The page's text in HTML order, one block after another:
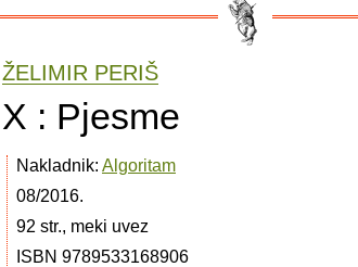
ŽELIMIR PERIŠ
X : Pjesme
Nakladnik: Algoritam
08/2016.
92 str., meki uvez
ISBN 9789533168906